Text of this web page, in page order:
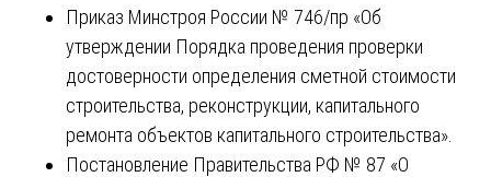
Приказ Минстроя России № 746/пр «Об
утверждении Порядка проведения проверки
достоверности определения сметной стоимости
строительства, реконструкции, капитального
ремонта объектов капитального строительства».
Постановление Правительства РФ № 87 «О